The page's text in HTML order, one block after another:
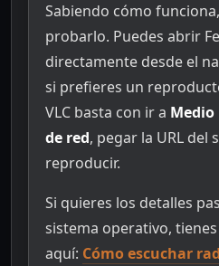
Sabiendo cómo
probarlo. Puedes abrir
directamente desde el
si prefieres un
VLC basta con ir a
de red, pegar la URL del
reproducir.
Si quieres los detalles
sistema operativo,
aquí: Cómo escuchar